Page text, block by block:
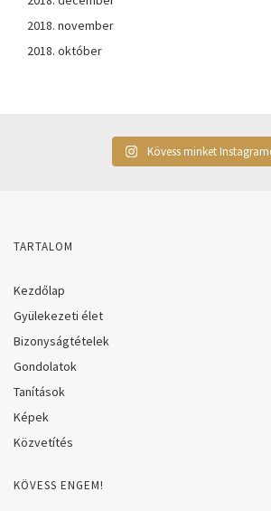
2018. november
2018. október
Kövess minket
TARTALOM
Kezdőlap
Gyülekezeti élet
Bizonyságtételek
Gondolatok
Tanítások
Képek
Közvetítés
KÖVESS ENGEM!